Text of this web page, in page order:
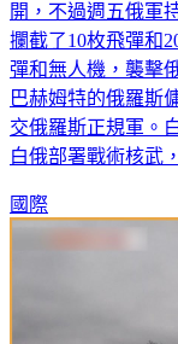
開，不過週五俄軍
攔截了10枚飛彈和
彈和無人機，襲擊
巴赫姆特的俄羅斯
交俄羅斯正規軍。
白俄部署戰術核武
國際